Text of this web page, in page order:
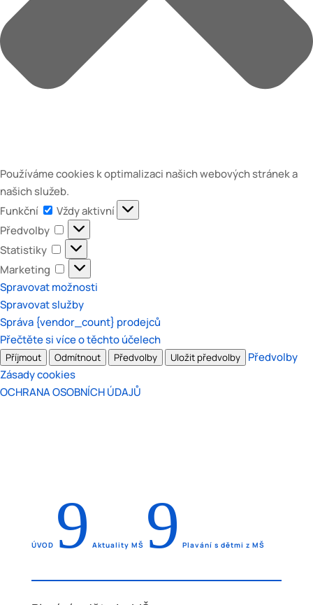
Používáme cookies k optimalizaci našich webových stránek a
našich služeb.
Funkční
Funkční
Vždy aktivní
Předvolby
Předvolby
Statistiky
Statistiky
Marketing
Marketing
Spravovat možnosti
Spravovat služby
Správa {vendor_count} prodejců
Přečtěte si více o těchto účelech
Příjmout Odmítnout Předvolby Uložit předvolby
Předvolby
Zásady cookies
OCHRANA OSOBNÍCH ÚDAJŮ
ÚVOD 9 Aktuality MŠ 9 Plavání s dětmi z MŠ